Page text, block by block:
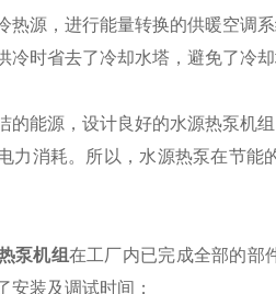
热源，进行能量转换的供暖空调
冷时省去了冷却水塔，避免了冷
的能源，设计良好的水源热泵机
力消耗。所以，水源热泵在节
泵机组在工厂内已完成全部的部
安装及调试时间；